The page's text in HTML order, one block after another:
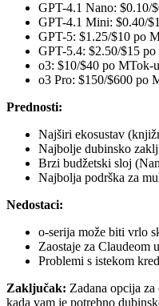
GPT-4.1 Nano: $0.10/
GPT-4.1 Mini: $0.40/
GPT-5: $1.25/$10 po
GPT-5.4: $2.50/$15
o3: $10/$40 po MTok-u
o3 Pro: $150/$600 po
Prednosti:
Najširi ekosustav
Najbolje dubinsko
Brzi budžetski sloj
Najbolja podrška za
Nedostaci:
o-serija može biti vrlo
Zaostaje za Claudeom
Problemi s istekom
Zaključak: Zadana opcija
kada vam je potrebno